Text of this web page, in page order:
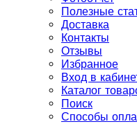
Полезные
Доставка
Контакты
Отзывы
Избранное
Вход в
Каталог
Поиск
Способы